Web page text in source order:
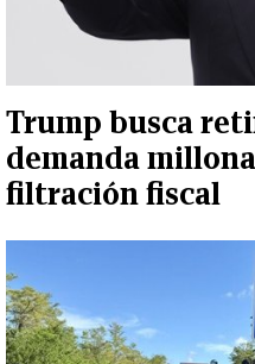
Trump busca
demanda
filtración fiscal